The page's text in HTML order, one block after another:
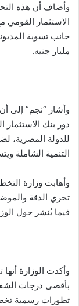
وأضاف أن هذه
مليار جنيه.
وأشار “نجم” إلى
دور بنك الاستثمار
للدولة المصرية،
التنمية الشاملة
وأهابت وزارة
تحري الدقة
فيما يُنشر حول
وأكدت الوزارة
بأقصى درجات
تطورات رسمية تخص